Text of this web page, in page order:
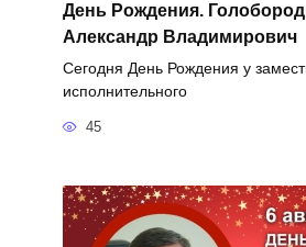
День Рождения.
Александр Владимирович
Сегодня День Рождения у
исполнительного
45